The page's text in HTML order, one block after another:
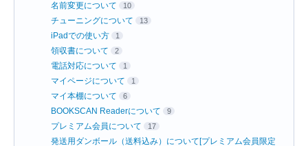
名前変更について 10
チューニングについて 13
iPadでの使い方 1
領収書について 2
電話対応について 1
マイページについて 1
マイ本棚について 6
BOOKSCAN Readerについて 9
プレミアム会員について 17
発送用ダンボール（送料込み）について[プレミアム会員限定